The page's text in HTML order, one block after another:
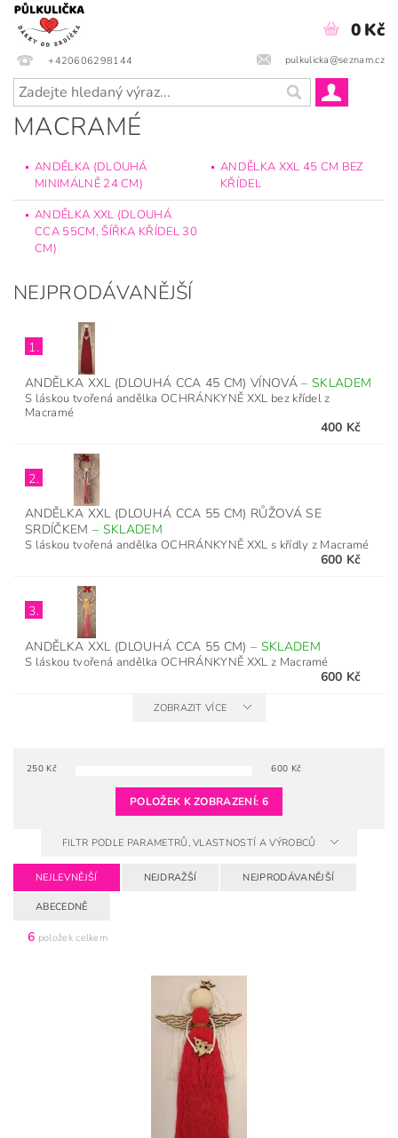
+420606298144 pulkulicka@seznam.cz
0 Kč
MACRAMÉ
ANDĚLKA (DLOUHÁ
MINIMÁLNĚ 24 CM)
ANDĚLKA XXL 45 CM BEZ
KŘÍDEL
ANDĚLKA XXL (DLOUHÁ
CCA 55CM, ŠÍŘKA KŘÍDEL 30
CM)
NEJPRODÁVANĚJŠÍ
1.
ANDĚLKA XXL (DLOUHÁ CCA 45 CM) VÍNOVÁ– SKLADEM
S láskou tvořená andělka OCHRÁNKYNĚ XXL bez křídel z
Macramé
400 Kč
2.
ANDĚLKA XXL (DLOUHÁ CCA 55 CM) RŮŽOVÁ SE
SRDÍČKEM– SKLADEM
S láskou tvořená andělka OCHRÁNKYNĚ XXL s křídly z Macramé
600 Kč
3.
ANDĚLKA XXL (DLOUHÁ CCA 55 CM)– SKLADEM
S láskou tvořená andělka OCHRÁNKYNĚ XXL z Macramé
600 Kč
ZOBRAZIT VÍCE
250Kč 600 Kč
POLOŽEK K ZOBRAZENÍ: 6
FILTR PODLE PARAMETRŮ, VLASTNOSTÍ A VÝROBCŮ
NEJLEVNĚJŠÍ NEJDRAŽŠÍ NEJPRODÁVANĚJŠÍ
ABECEDNĚ
6 položek celkem